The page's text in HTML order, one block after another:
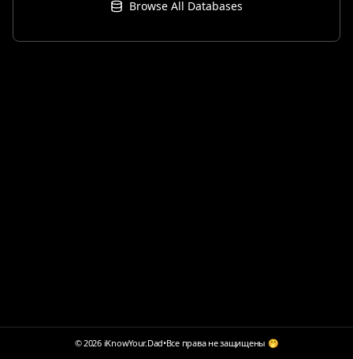
Browse All Databases
© 2026 iKnowYour.Dad•Все права не защищены 🤭